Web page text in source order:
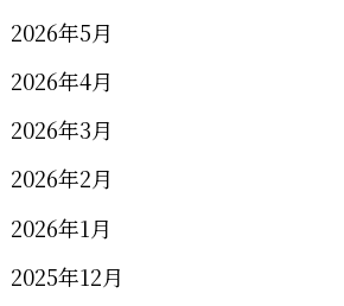
2026年5月
2026年4月
2026年3月
2026年2月
2026年1月
2025年12月